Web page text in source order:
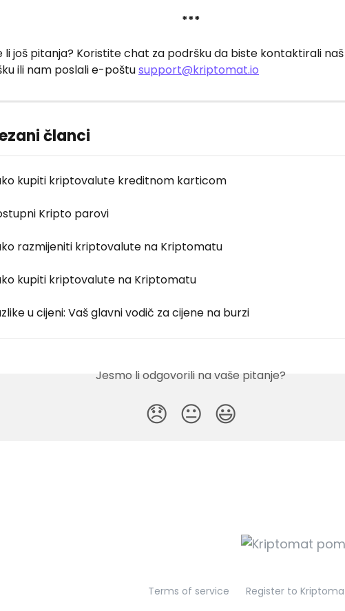
***
li još pitanja? Koristite chat za podršku da biste kontaktirali
ili nam poslali e-poštu support@kriptomat.io
članci
kupiti kriptovalute kreditnom karticom
Kripto parovi
razmijeniti kriptovalute na Kriptomatu
kupiti kriptovalute na Kriptomatu
u cijeni: Vaš glavni vodič za cijene na burzi
Jesmo li odgovorili na vaše pitanje?
😞 😐 😃
Terms of service Register to